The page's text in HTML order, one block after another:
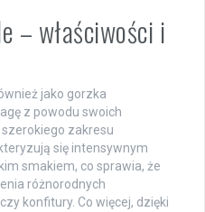
– właściwości i
jako gorzka
z powodu swoich
szerokiego zakresu
się intensywnym
smakiem, co sprawia, że
różnorodnych
konfitury. Co więcej, dzięki